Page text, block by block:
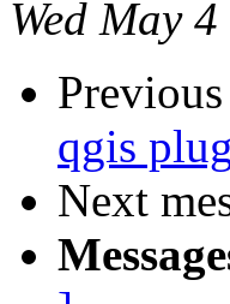
Wed May
Previous
qgis
Next